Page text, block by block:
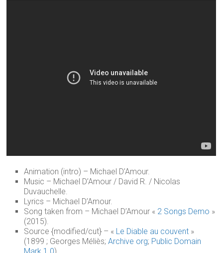
Animation (intro) – Michael D’Amour.
Music – Michael D’Amour / David R. / Nicolas
Duvauchelle.
Lyrics – Michael D’Amour.
Song taken from – Michael D’Amour « 2 Songs Demo »
(2015).
Source {modified/cut} – « Le Diable au couvent »
(1899 ; Georges Méliès;Archive org; Public Domain